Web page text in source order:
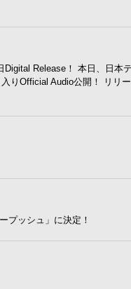
Digital Release！ 本日、日本
りOfficial Audio公開！ リリ
プッシュ」に決定！